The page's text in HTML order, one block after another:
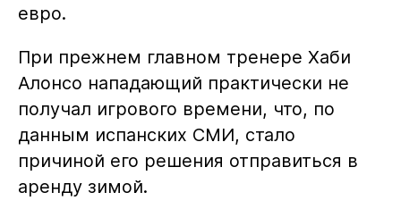
евро.
При прежнем главном тренере Хаби
Алонсо нападающий практически не
получал игрового времени, что, по
данным испанских СМИ, стало
причиной его решения отправиться в
аренду зимой.